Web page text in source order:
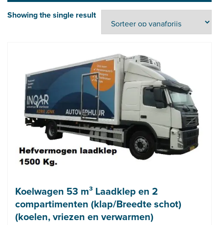
Showing the single result
Koelwagen 53 m³ Laadklep en 2
compartimenten (klap/Breedte schot)
(koelen, vriezen en verwarmen)